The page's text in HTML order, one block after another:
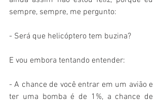
sempre, sempre, me pergunto:
- Será que helicóptero tem buzina?
E vou embora tentando entender:
- A chance de você entrar em um avião e
ter uma bomba é de 1%, a chance de